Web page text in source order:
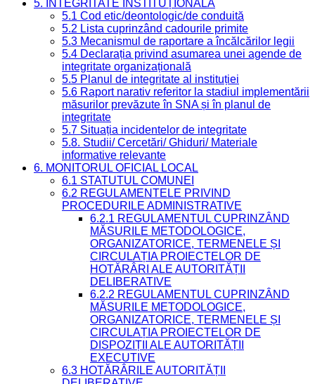
5. INTEGRITATE INSTITUȚIONALĂ
5.1 Cod etic/deontologic/de conduită
5.2 Lista cuprinzând cadourile primite
5.3 Mecanismul de raportare a încălcărilor legii
5.4 Declarația privind asumarea unei agende de
integritate organizațională
5.5 Planul de integritate al instituției
5.6 Raport narativ referitor la stadiul implementării
măsurilor prevăzute în SNA și în planul de
integritate
5.7 Situația incidentelor de integritate
5.8. Studii/ Cercetări/ Ghiduri/ Materiale
informative relevante
6. MONITORUL OFICIAL LOCAL
6.1 STATUTUL COMUNEI
6.2 REGULAMENTELE PRIVIND
PROCEDURILE ADMINISTRATIVE
6.2.1 REGULAMENTUL CUPRINZÂND
MĂSURILE METODOLOGICE,
ORGANIZATORICE, TERMENELE ȘI
CIRCULAȚIA PROIECTELOR DE
HOTĂRÂRI ALE AUTORITĂȚII
DELIBERATIVE
6.2.2 REGULAMENTUL CUPRINZÂND
MĂSURILE METODOLOGICE,
ORGANIZATORICE, TERMENELE ȘI
CIRCULAȚIA PROIECTELOR DE
DISPOZIȚII ALE AUTORITĂȚII
EXECUTIVE
6.3 HOTĂRÂRILE AUTORITĂȚII